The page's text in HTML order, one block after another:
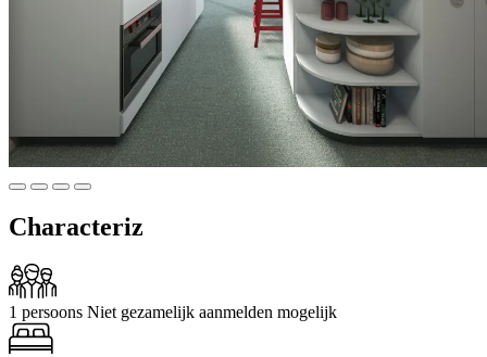
Characteriz
1 persoons Niet gezamelijk aanmelden mogelijk